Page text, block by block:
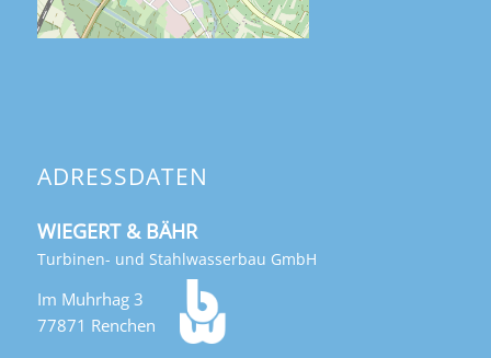
ADRESSDATEN
WIEGERT & BÄHR
Turbinen- und Stahlwasserbau GmbH
Im Muhrhag 3
77871 Renchen